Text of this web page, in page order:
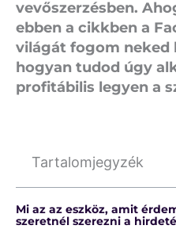
vevőszerzésben.
ebben a cikkben a
világát fogom neked
hogyan tudod úgy
profitábilis legyen a
Tartalomjegyzék
Mi az az eszköz, amit
szeretnél szerezni a